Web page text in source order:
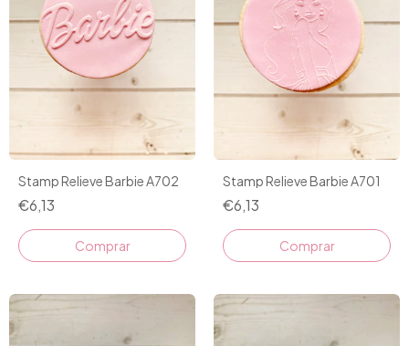
Stamp Relieve Barbie A702
€6,13
Stamp Relieve Barbie A701
€6,13